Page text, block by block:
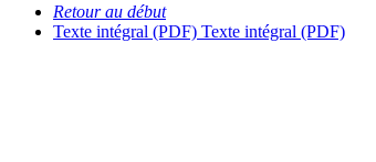
Retour au début
Texte intégral (PDF) Texte intégral (PDF)